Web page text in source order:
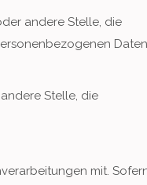
andere Stelle, die
Daten
Stelle, die
mit.